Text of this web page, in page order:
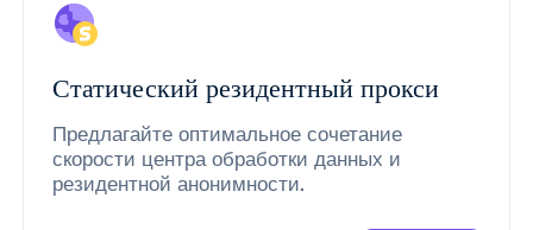
Статический резидентный прокси
Предлагайте оптимальное сочетание
скорости центра обработки данных и
резидентной анонимности.